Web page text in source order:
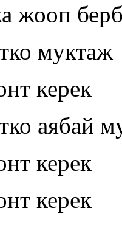
жооп
муктаж
керек
аябай
керек
керек